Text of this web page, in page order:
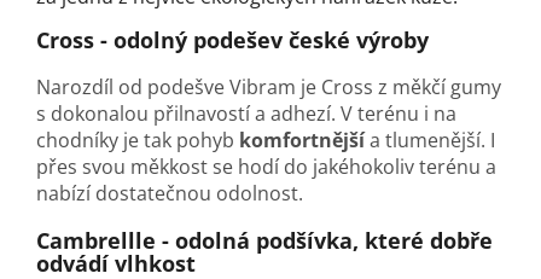
Cross - odolný podešev české výroby
Narozdíl od podešve Vibram je Cross z měkčí gumy
s dokonalou přilnavostí a adhezí. V terénu i na
chodníky je tak pohyb komfortnějšía tlumenější. I
přes svou měkkost se hodí do jakéhokoliv terénu a
nabízí dostatečnou odolnost.
Cambrellle - odolná podšívka, které dobře
odvádí vlhkost